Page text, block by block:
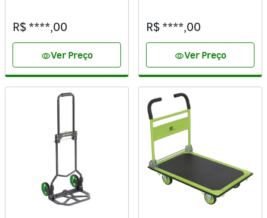
R$ ****,00
visibilityVer Preço
R$ ****,00
visibilityVer Preço